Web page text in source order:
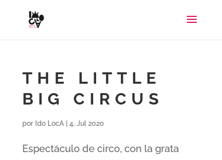
THE LITTLE
BIG CIRCUS
por Ido LocA| 4, Jul 2020
Espectáculo de circo, con la grata